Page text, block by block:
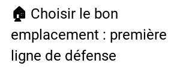
🏠 Choisir le bon
emplacement : première
ligne de défense